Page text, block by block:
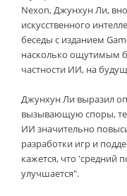
Nexon, Джунхун Ли,
искусственного
беседы с изданием
насколько ощутимым
частности ИИ, на
Джунхун Ли выразил
вызывающую споры,
ИИ значительно
разработки игр и
кажется, что 'средний
улучшается".